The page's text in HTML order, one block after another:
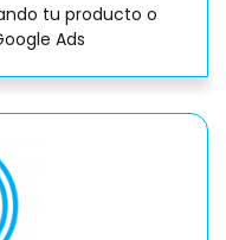
tu producto o
Ads